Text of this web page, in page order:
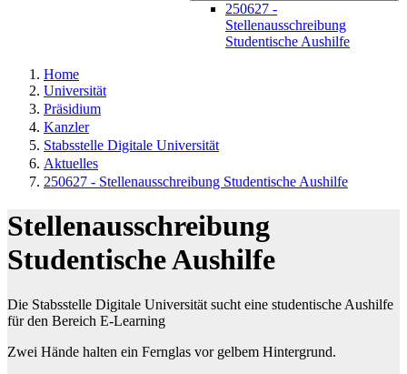
250627 -
Stellenausschreibung
Studentische Aushilfe
Home
Universität
Präsidium
Kanzler
Stabsstelle Digitale Universität
Aktuelles
250627 - Stellenausschreibung Studentische Aushilfe
Stellenausschreibung
Studentische Aushilfe
Die Stabsstelle Digitale Universität sucht eine studentische Aushilfe
für den Bereich E-Learning
Zwei Hände halten ein Fernglas vor gelbem Hintergrund.